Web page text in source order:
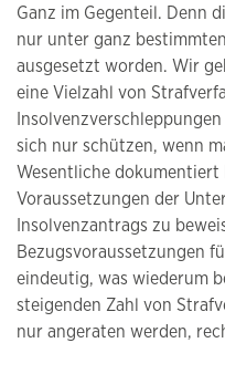
Ganz im Gegenteil. Denn
nur unter ganz
ausgesetzt worden. Wir
eine Vielzahl von
sich nur schützen, wenn
Wesentliche dokumentiert
Voraussetzungen der
Insolvenzantrags zu
Bezugsvoraussetzungen
eindeutig, was wiederum
steigenden Zahl von
nur angeraten werden,